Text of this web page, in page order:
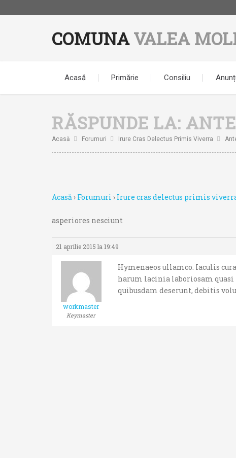
COMUNAVALEA
Acasă Primărie Consiliu
RĂSPUNDE LA:
Acasă Forumuri Irure Cras Delectus Primis Viverra
Acasă › Forumuri › Irure cras delectus primis
asperiores nesciunt
21 aprilie 2015 la 19:49
workmaster
Keymaster
Hymenaeos ullamco. Iaculis
harum lacinia laboriosam
quibusdam deserunt, debitis